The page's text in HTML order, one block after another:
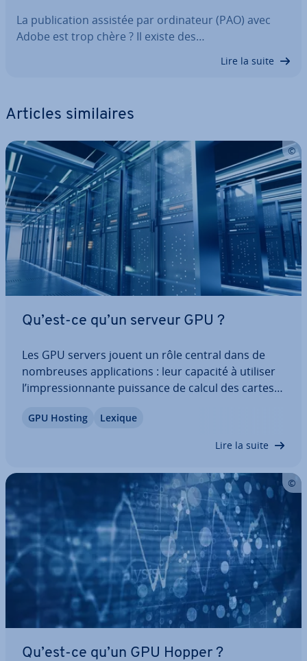
La pu­bli­ca­tion assistée par or­di­na­teur (PAO) avec
Adobe est trop chère ? Il existe des…
Lire la suite
Articles si­mi­laires
Qu’est-ce qu’un serveur GPU ?
Les GPU servers jouent un rôle central dans de
nom­breuses ap­pli­ca­tions : leur capacité à utiliser
l’im­pres­sion­nante puissance de calcul des cartes
comme le Machine Learning. Qu’est-ce qu’un
GPU Hosting Lexique
Lire la suite
Qu’est-ce qu’un GPU Hopper ?